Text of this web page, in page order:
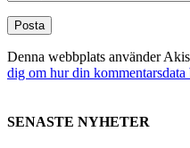
Denna webbplats använder
dig om hur din kommentarsdata
SENASTE NYHETER